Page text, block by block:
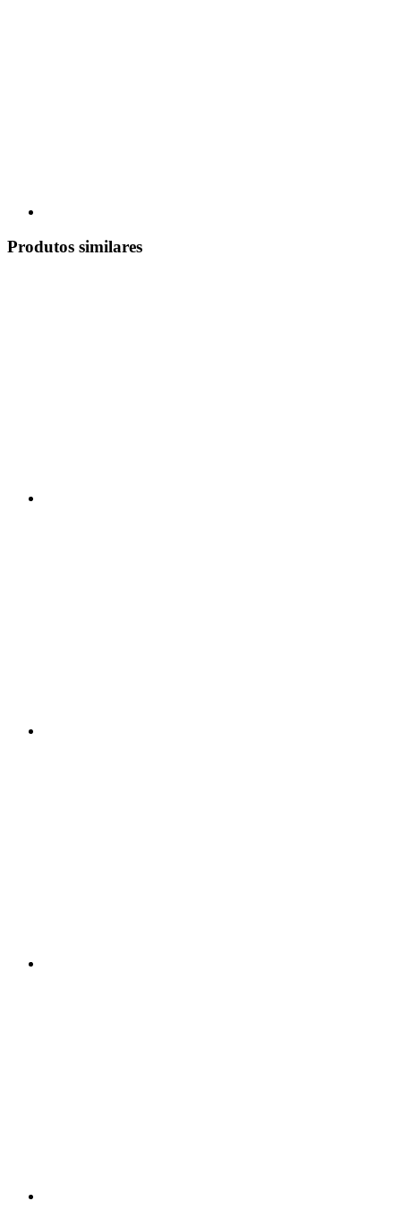
Produtos similares